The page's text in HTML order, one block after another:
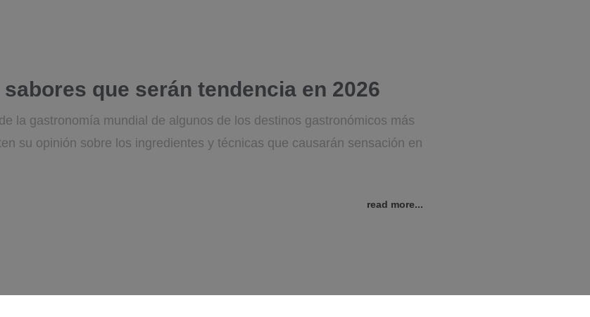
que serán tendencia en 2026
la gastronomía mundial de algunos de los destinos gastronómicos más
su opinión sobre los ingredientes y técnicas que causarán sensación en
read more...